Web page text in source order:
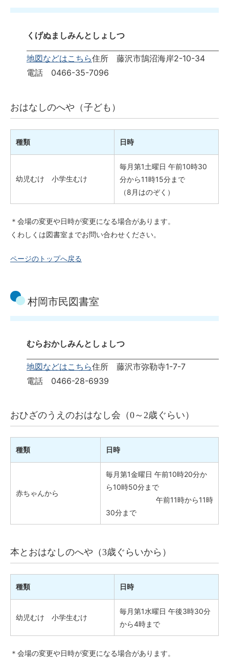
くげぬましみんとしょしつ
地図などはこちら住所 藤沢市鵠沼海岸2-10-34
電話 0466-35-7096
おはなしのへや（子ども）
種類 日時
幼児むけ 小学生むけ
毎月第1土曜日 午前10時30
分から11時15分まで
（8月はのぞく）
＊会場の変更や日時が変更になる場合があります。
くわしくは図書室までお問い合わせください。
ページのトップへ戻る
村岡市民図書室
むらおかしみんとしょしつ
地図などはこちら住所 藤沢市弥勒寺1-7-7
電話 0466-28-6939
おひざのうえのおはなし会（0～2歳ぐらい）
種類 日時
赤ちゃんから
毎月第1金曜日 午前10時20分か
ら10時50分まで
午前11時から11時
30分まで
本とおはなしのへや（3歳ぐらいから）
種類 日時
幼児むけ 小学生むけ
毎月第1水曜日 午後3時30分
から4時まで
＊会場の変更や日時が変更になる場合があります。